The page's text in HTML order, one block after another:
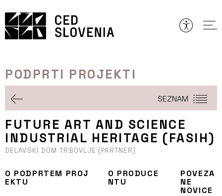
to
vsebine
PODPRTI PROJEKTI
SEZNAM
FUTURE ART AND SCIENCE
INDUSTRIAL HERITAGE (FASIH)
DELAVSKI DOM TRBOVLJE (PARTNER)
O PODPRTEM PROJ
EKTU
O PRODUCE
NTU
POVEZA
NE
NOVICE